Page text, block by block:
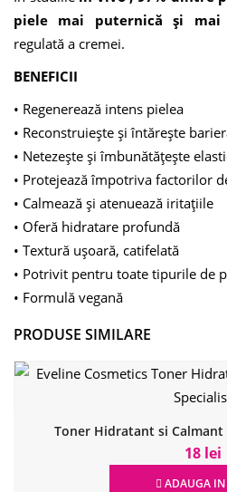
piele mai puternică și mai
regulată a cremei.
BENEFICII
• Regenerează intens pielea
• Reconstruiește și întărește
• Netezește și îmbunătățește
• Protejează împotriva factorilor
• Calmează și atenuează iritațiile
• Oferă hidratare profundă
• Textură ușoară, catifelată
• Potrivit pentru toate tipurile de
• Formulă vegană
PRODUSE SIMILARE
Toner Hidratant si Calmant
18 lei
ADAUGA IN